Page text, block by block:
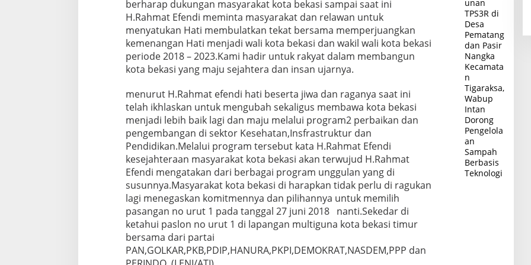
berharap dukungan masyarakat kota bekasi sampai saat ini
H.Rahmat Efendi meminta masyarakat dan relawan untuk
menyatukan Hati membulatkan tekat bersama memperjuangkan
kemenangan Hati menjadi wali kota bekasi dan wakil wali kota bekasi
periode 2018 – 2023.Kami hadir untuk rakyat dalam membangun
kota bekasi yang maju sejahtera dan insan ujarnya.
menurut H.Rahmat efendi hati beserta jiwa dan raganya saat ini
telah ikhlaskan untuk mengubah sekaligus membawa kota bekasi
menjadi lebih baik lagi dan maju melalui program2 perbaikan dan
pengembangan di sektor Kesehatan,Insfrastruktur dan
Pendidikan.Melalui program tersebut kata H.Rahmat Efendi
kesejahteraan masyarakat kota bekasi akan terwujud H.Rahmat
Efendi mengatakan dari berbagai program unggulan yang di
susunnya.Masyarakat kota bekasi di harapkan tidak perlu di ragukan
lagi menegaskan komitmennya dan pilihannya untuk memilih
pasangan no urut 1 pada tanggal 27 juni 2018 nanti.Sekedar di
ketahui paslon no urut 1 di lapangan multiguna kota bekasi timur
bersama dari partai
PAN,GOLKAR,PKB,PDIP,HANURA,PKPI,DEMOKRAT,NASDEM,PPP dan
unan
TPS3R di
Desa
Pematang
dan Pasir
Nangka
Kecamata
n
Tigaraksa,
Wabup
Intan
Dorong
Pengelola
an
Sampah
Berbasis
Teknologi